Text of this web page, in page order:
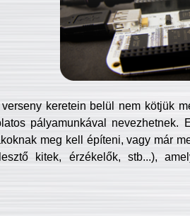
keretein belül nem kötjük
pályamunkával
meg kell építeni, vagy már
kitek, érzékelők, stb...),